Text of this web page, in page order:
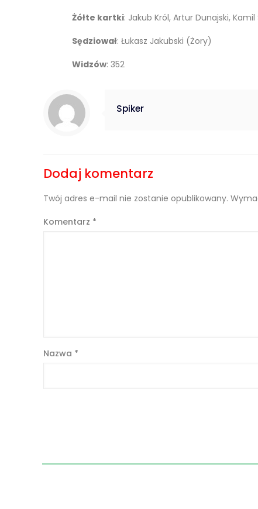
Żółte kartki: Jakub Król, Artur Dunajski,
Sędziował: Łukasz Jakubski (Żory)
Widzów: 352
Spiker
Dodaj komentarz
Twój adres e-mail nie zostanie opublikowany.
Komentarz *
Nazwa *